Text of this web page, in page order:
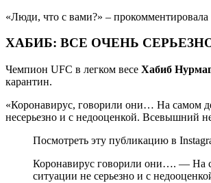
«Люди, что с вами?» – прокомментировала
ХАБИБ: ВСЕ ОЧЕНЬ
Чемпион UFC в легком весе Хабиб
карантин.
«Коронавирус, говорили они… На самом
несерьезно и с недооценкой. Всевышний
Посмотреть эту публикацию в
Коронавирус говорили они…. — На
ситуации не серьезно и с